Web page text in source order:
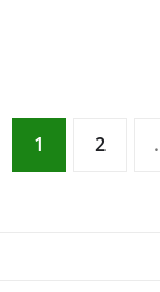
1 2